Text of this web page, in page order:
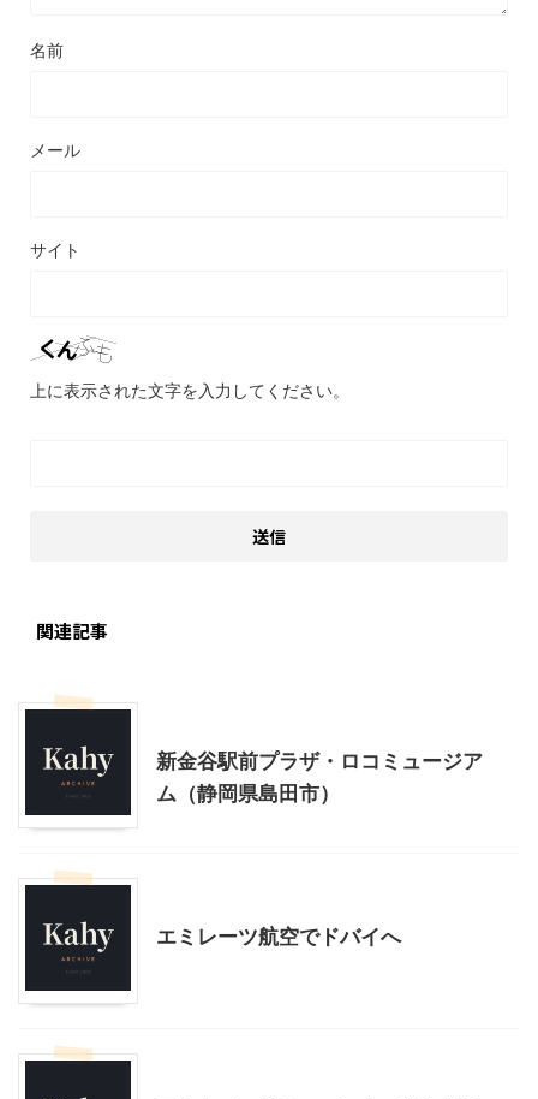
名前
メール
サイト
上に表示された文字を入力してください。
関連記事
新金谷駅前プラザ・ロコミュージア
ム（静岡県島田市）
エミレーツ航空でドバイへ